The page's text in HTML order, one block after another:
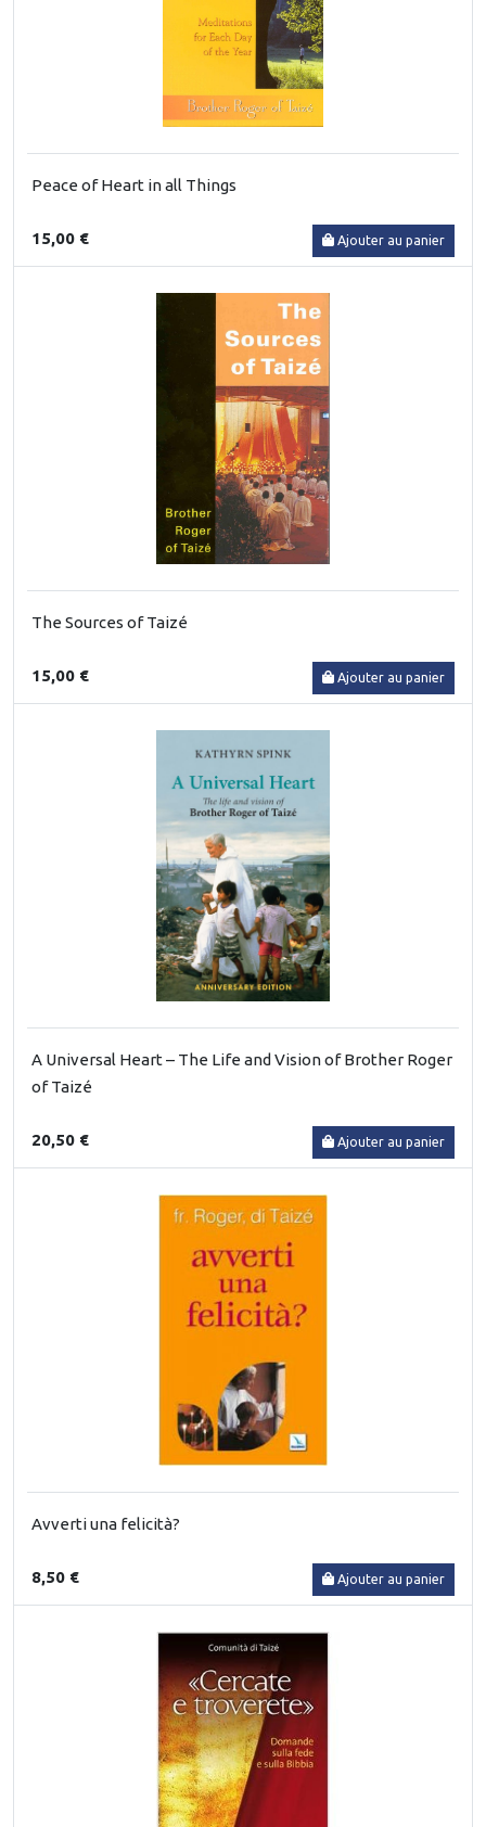
Peace of Heart in all Things
15,00 € Ajouter au panier
The Sources of Taizé
15,00 € Ajouter au panier
A Universal Heart – The Life and Vision of Brother Roger
of Taizé
20,50 € Ajouter au panier
Avverti una felicità?
8,50 € Ajouter au panier